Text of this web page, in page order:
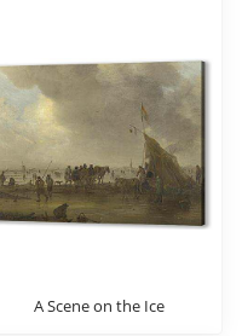
A Scene on the Ice